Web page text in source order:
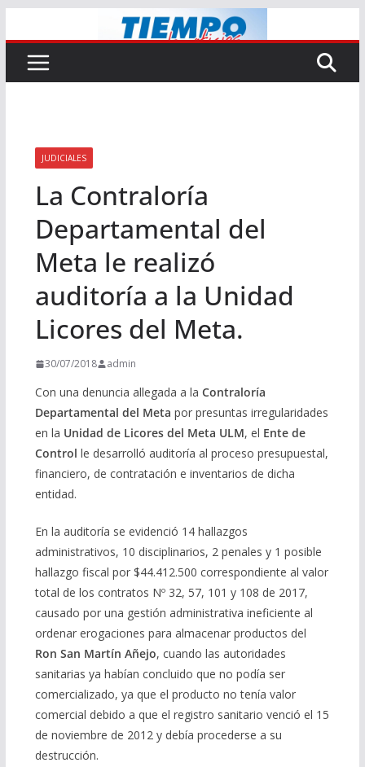
al
contenido
JUDICIALES
La Contraloría
Departamental del
Meta le realizó
auditoría a la Unidad
Licores del Meta.
30/07/2018 admin
Con una denuncia allegada a la Contraloría
Departamental del Meta por presuntas irregularidades
en la Unidad de Licores del Meta ULM, el Ente de
Control le desarrolló auditoría al proceso presupuestal,
financiero, de contratación e inventarios de dicha
entidad.
En la auditoría se evidenció 14 hallazgos
administrativos, 10 disciplinarios, 2 penales y 1 posible
hallazgo fiscal por $44.412.500 correspondiente al valor
total de los contratos Nº 32, 57, 101 y 108 de 2017,
causado por una gestión administrativa ineficiente al
ordenar erogaciones para almacenar productos del
Ron San Martín Añejo, cuando las autoridades
sanitarias ya habían concluido que no podía ser
comercializado, ya que el producto no tenía valor
comercial debido a que el registro sanitario venció el 15
de noviembre de 2012 y debía procederse a su
destrucción.